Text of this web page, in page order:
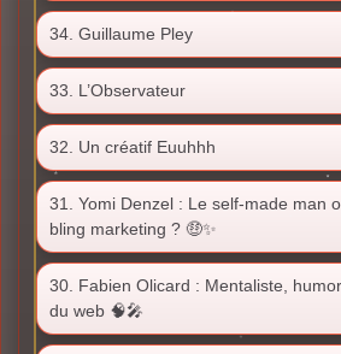
34. Guillaume Pley
33. L’Observateur
32. Un créatif Euuhhh
31. Yomi Denzel : Le self-made man
bling marketing ? 🤑✨
30. Fabien Olicard : Mentaliste,
du web 🧠🎤